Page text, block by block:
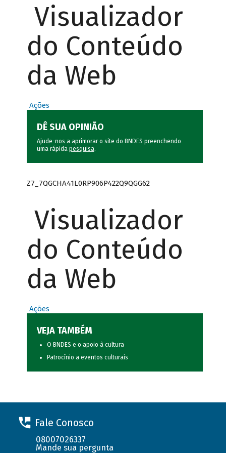
Visualizador
do Conteúdo
da Web
Ações
DÊ SUA OPINIÃO
Ajude-nos a aprimorar o site do BNDES preenchendo
uma rápida pesquisa.
Z7_7QGCHA41L0RP906P422Q9QGG62
Visualizador
do Conteúdo
da Web
Ações
VEJA TAMBÉM
O BNDES e o apoio à cultura
Patrocínio a eventos culturais
Fale Conosco
08007026337
Mande sua pergunta